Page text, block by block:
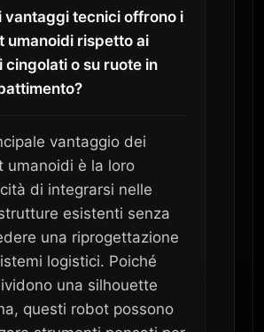
vantaggi tecnici offrono i
umanoidi rispetto ai
cingolati o su ruote in
vantaggio dei
umanoidi è la loro
di integrarsi nelle
esistenti senza
una riprogettazione
logistici. Poiché
una silhouette
questi robot possono